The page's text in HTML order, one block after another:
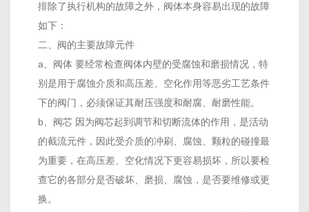
排除了执行机构的故障之外，阀体本身容易出现的故障
如下：
二、阀的主要故障元件
a、阀体 要经常检查阀体内壁的受腐蚀和磨损情况，特
别是用于腐蚀介质和高压差、空化作用等恶劣工艺条件
下的阀门，必须保证其耐压强度和耐腐、耐磨性能。
b、阀芯 因为阀芯起到调节和切断流体的作用，是活动
的截流元件，因此受介质的冲刷、腐蚀、颗粒的碰撞最
为重要，在高压差、空化情况下更容易损坏，所以要检
查它的各部分是否破坏、磨损、腐蚀，是否要维修或更
换。